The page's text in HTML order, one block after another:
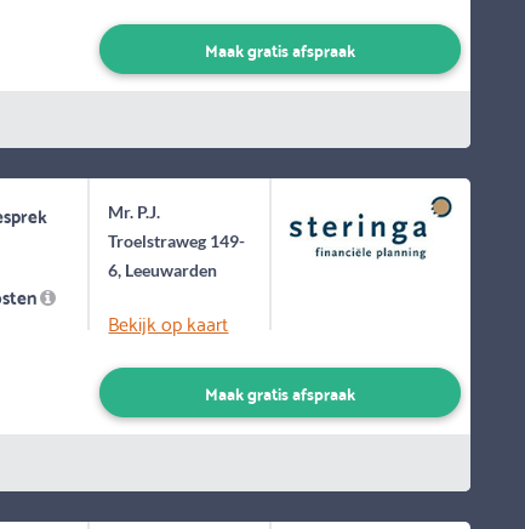
Maak gratis afspraak
Mr. P.J.
Troelstraweg 149-
6, Leeuwarden
Bekijk op kaart
Maak gratis afspraak